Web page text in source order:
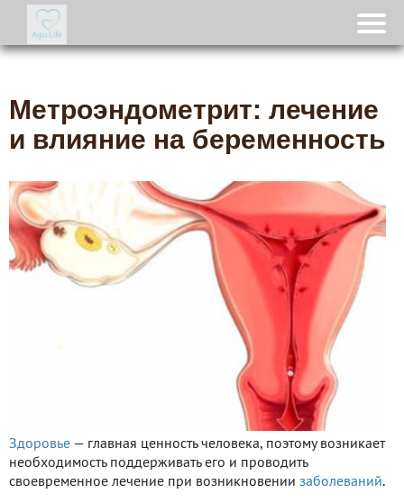
Метроэндометрит: лечение
и влияние на беременность
Здоровье — главная ценность человека, поэтому возникает
необходимость поддерживать его и проводить
своевременное лечение при возникновении заболеваний.